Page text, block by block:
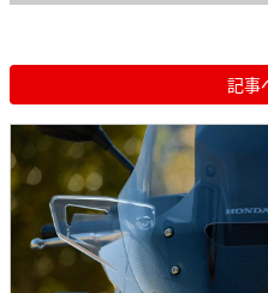
記事